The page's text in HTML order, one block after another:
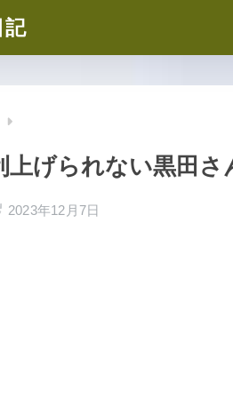
記
上げられない黒田さ
2023年12月7日